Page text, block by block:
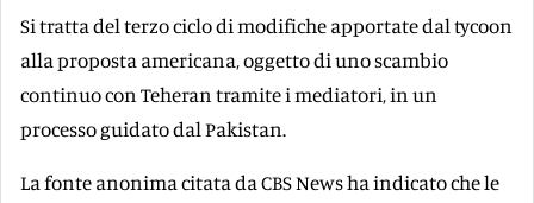
Si tratta del terzo ciclo di modifiche apportate dal tycoon
alla proposta americana, oggetto di uno scambio
continuo con Teheran tramite i mediatori, in un
processo guidato dal Pakistan.
La fonte anonima citata da CBS News ha indicato che le